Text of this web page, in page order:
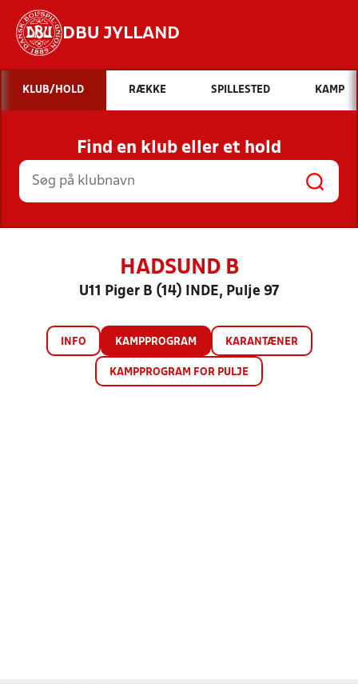
DBU JYLLAND
Hvad vil du søge efter?
INDHOLD OG NYHEDER
STILLINGER, RESULTATER, KLUBBER OG
HOLD
KLUB/HOLD RÆKKE SPILLESTED KAMP
Find en klub eller et hold
HADSUND B
U11 Piger B (14) INDE, Pulje 97
INFO KAMPPROGRAM KARANTÆNER
KAMPPROGRAM FOR PULJE